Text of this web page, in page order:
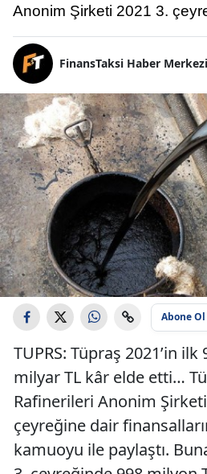
Anonim Şirketi 2021 3.
FinansTaksi Haber Merkezi
Abone Ol
TUPRS: Tüpraş 2021’in ilk
milyar TL kâr elde etti…
Rafinerileri Anonim Şirketi
çeyreğine dair
kamuoyu ile paylaştı.